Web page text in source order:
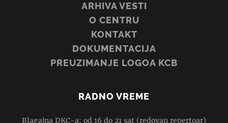
ARHIVA VESTI
O CENTRU
KONTAKT
DOKUMENTACIJA
PREUZIMANJE LOGOA KCB
RADNO VREME
Blagajna DKC-a: od 16 do 21 sat (redovan repertoar)